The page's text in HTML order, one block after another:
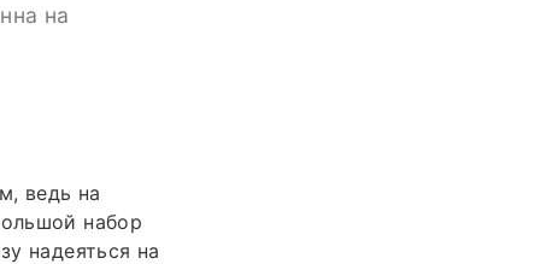
на
ведь на
набор
надеяться на